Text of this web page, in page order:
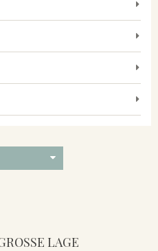
LAGE